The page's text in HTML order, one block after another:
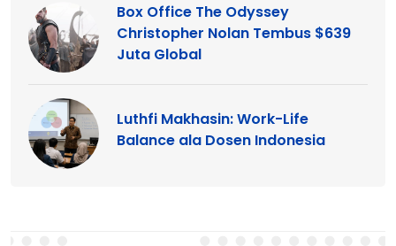
Box Office The Odyssey
Christopher Nolan Tembus $639
Juta Global
Luthfi Makhasin: Work-Life
Balance ala Dosen Indonesia